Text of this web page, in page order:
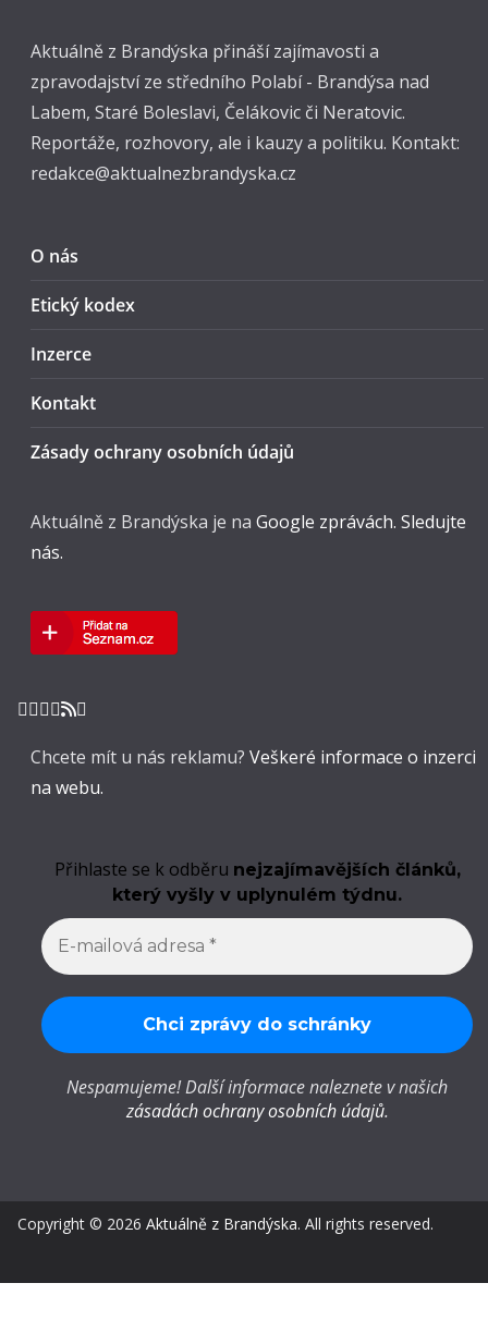
Aktuálně z Brandýska přináší zajímavosti a
zpravodajství ze středního Polabí - Brandýsa nad
Labem, Staré Boleslavi, Čelákovic či Neratovic.
Reportáže, rozhovory, ale i kauzy a politiku. Kontakt:
redakce@aktualnezbrandyska.cz
O nás
Etický kodex
Inzerce
Kontakt
Zásady ochrany osobních údajů
Aktuálně z Brandýska je na Google zprávách. Sledujte
nás.
Chcete mít u nás reklamu? Veškeré informace o inzerci
na webu.
Přihlaste se k odběru nejzajímavějších článků,
který vyšly v uplynulém týdnu.
Nespamujeme! Další informace naleznete v našich
zásadách ochrany osobních údajů.
Copyright © 2026 Aktuálně z Brandýska. All rights reserved.